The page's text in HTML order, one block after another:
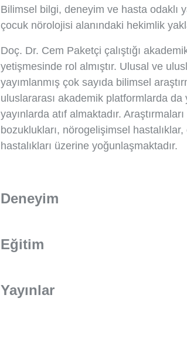
Bilimsel bilgi, deneyim ve hasta odaklı
çocuk nörolojisi alanındaki hekimlik
Doç. Dr. Cem Paketçi çalıştığı
yetişmesinde rol almıştır. Ulusal ve
yayımlanmış çok sayıda bilimsel
uluslararası akademik platformlarda da
yayınlarda atıf almaktadır.
bozuklukları, nörogelişimsel
hastalıkları üzerine yoğunlaşmaktadır.
Deneyim
Eğitim
Yayınlar